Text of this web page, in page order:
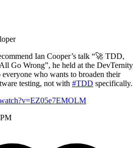
Ian Cooper’s talk “🚀 TDD,
Go Wrong”, he held at the DevTernity
everyone who wants to broaden their
testing, not with #TDD specifically.